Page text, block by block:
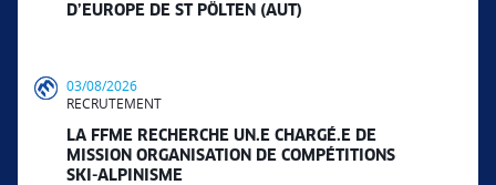
D’EUROPE DE ST PÖLTEN (AUT)
03/08/2026
RECRUTEMENT
LA FFME RECHERCHE UN.E CHARGÉ.E DE
MISSION ORGANISATION DE COMPÉTITIONS
SKI-ALPINISME